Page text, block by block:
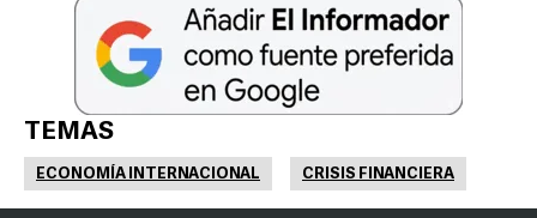
TEMAS
ECONOMÍA INTERNACIONAL CRISIS FINANCIERA